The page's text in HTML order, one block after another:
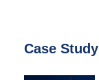
Case Study